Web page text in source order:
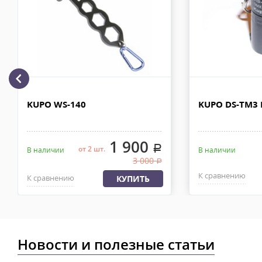
МКАД после 100% предоплаты. Вес заказа не более 100 кг,
110х90х80 см. Сроки доставки 2-4 рабочих дня. Стоимость
рублей. Документы отправляем с заказом или по ЭДО.
Доставка по Москве, МО и России - EMS ПОЧТА РОССИИ
Отправку заказа курьерской службой EMS осуществляем из
KUPO WS-140
В наличии от 2 шт.1 900 .
3 000.
К сравнению КУПИТЬ
KUPO DS-TM3
В наличии
К сравнению
Новости и полезные статьи